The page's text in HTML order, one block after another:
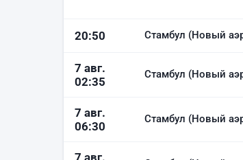
20:50 Стамбул (Новый
7 авг.
02:35
Стамбул (Новый
7 авг.
06:30
Стамбул (Новый